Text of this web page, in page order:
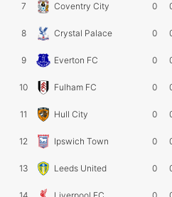
7 Coventry City 0
8 Crystal Palace 0
9 Everton FC 0
10 Fulham FC 0
11 Hull City 0
12 Ipswich Town 0
13 Leeds United 0